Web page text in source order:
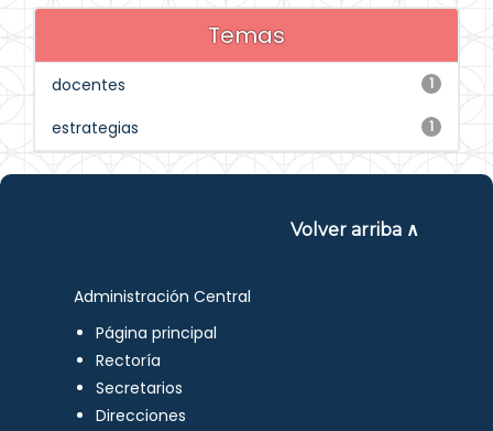
Temas
1
docentes
1
estrategias
Volver arriba ∧
Administración Central
Página principal
Rectoría
Secretarios
Direcciones